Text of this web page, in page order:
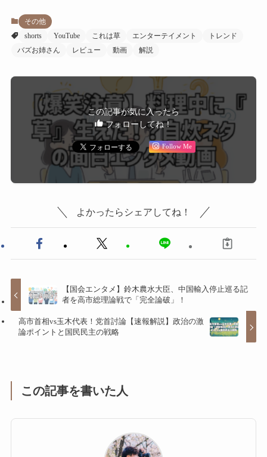
その他
shorts
YouTube これは草 エンターテイメント
トレンド
バズお姉さん
レビュー 動画 解説
この記事が気に入ったら
フォローしてね！
Follow Me
よかったらシェアしてね！
【国会エンタメ】鈴木農水大臣、中国輸入停止巡る記
者を高市総理論戦で「完全論破」！
高市首相vs玉木代表！党首討論【速報解説】政治の激
論ポイントと国民民主の戦略
この記事を書いた人